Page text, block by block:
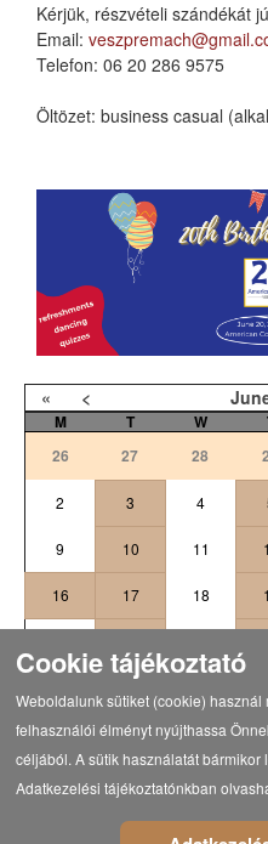
Kérjük, részvételi szándékát
Email:
Telefon: 06 20 286 9575
Öltözet: business casual
« <
M T W
26
27 28
2 3 4
9 10 11
16 17 18
Vissza a
Cookie tájékoztató
Weboldalunk sütiket (cookie)
felhasználói élményt nyújthassa
céljából. A sütik használatát
Adatkezelési tájékoztatónkban